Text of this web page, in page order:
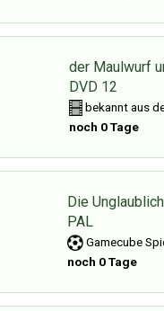
der Maulwurf
DVD 12
bekannt aus
noch 0 Tage
Die
PAL
Gamecube
noch 0 Tage